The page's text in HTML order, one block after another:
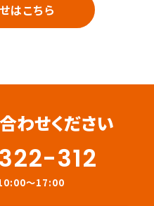
はこちら
わせください
312
10:00～17:00